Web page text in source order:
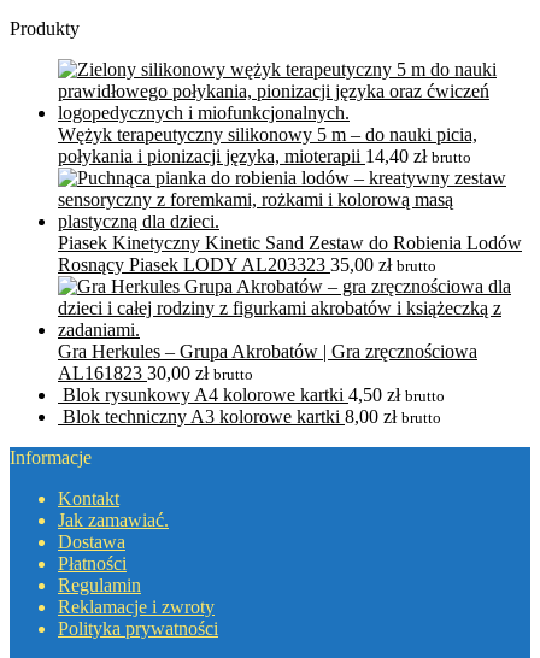
Produkty
Wężyk terapeutyczny silikonowy 5 m – do nauki picia,
połykania i pionizacji języka, mioterapii 14,40 zł brutto
Piasek Kinetyczny Kinetic Sand Zestaw do Robienia Lodów
Rosnący Piasek LODY AL203323 35,00 zł brutto
Gra Herkules – Grupa Akrobatów | Gra zręcznościowa
AL161823 30,00 zł brutto
Blok rysunkowy A4 kolorowe kartki 4,50 zł brutto
Blok techniczny A3 kolorowe kartki 8,00 zł brutto
Informacje
Kontakt
Jak zamawiać.
Dostawa
Płatności
Regulamin
Reklamacje i zwroty
Polityka prywatności